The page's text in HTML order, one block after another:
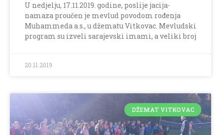
U nedjelju, 17.11.2019. godine, poslije jacija-
namaza proučen je mevlud povodom rođenja
Muhammeda a.s., u džematu Vitkovac. Mevludski
program su izveli sarajevski imami, a veliki broj
20.11.2019
DŽEMAT VITKOVAC